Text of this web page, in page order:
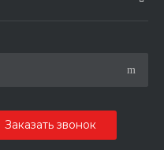
Заказать звонок